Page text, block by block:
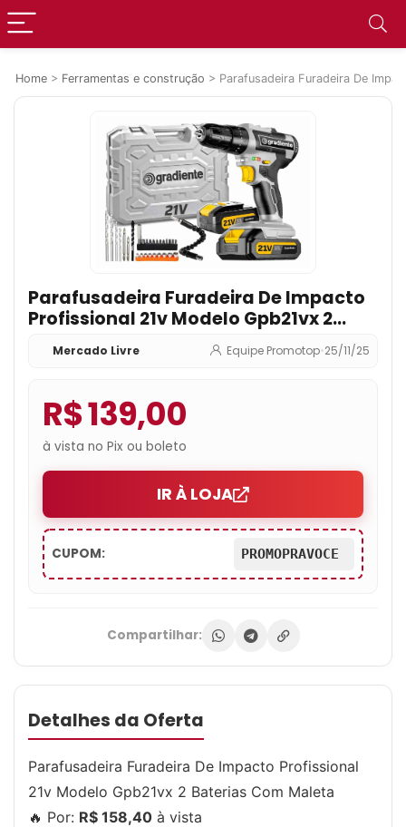
Home > Ferramentas e construção > Parafusadeira Furadeira De
Parafusadeira Furadeira De Impacto
Profissional 21v Modelo Gpb21vx 2
Baterias Com Maleta Gpb21vx
Gradiente
Mercado Livre Equipe Promotop•25/11/25
R$ 139,00
à vista no Pix ou boleto
IR À LOJA
CUPOM: PROMOPRAVOCE
Compartilhar:
Detalhes da Oferta
Parafusadeira Furadeira De Impacto Profissional
21v Modelo Gpb21vx 2 Baterias Com Maleta
🔥 Por: R$ 158,40 à vista